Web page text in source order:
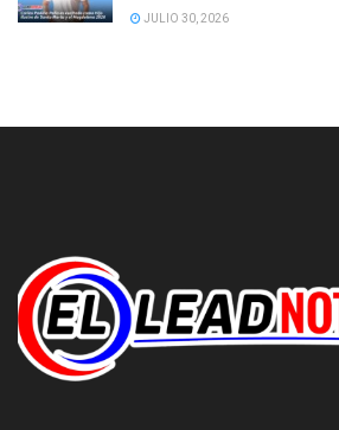
JULIO 30, 2026